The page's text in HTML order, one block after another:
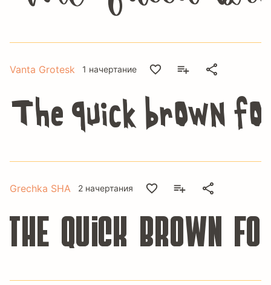
Vanta Grotesk 1 начертание
The quick brown
Grechka SHA 2 начертания
The quick brown